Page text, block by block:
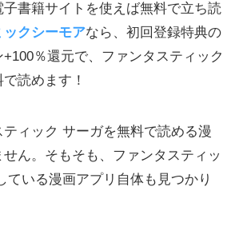
書籍サイトを使えば無料で立ち読
ックシーモアなら、初回登録特典の
％還元で、ファンタスティック
読めます！
ティック サーガを無料で読める漫
ん。そもそも、ファンタスティッ
ている漫画アプリ自体も見つかり